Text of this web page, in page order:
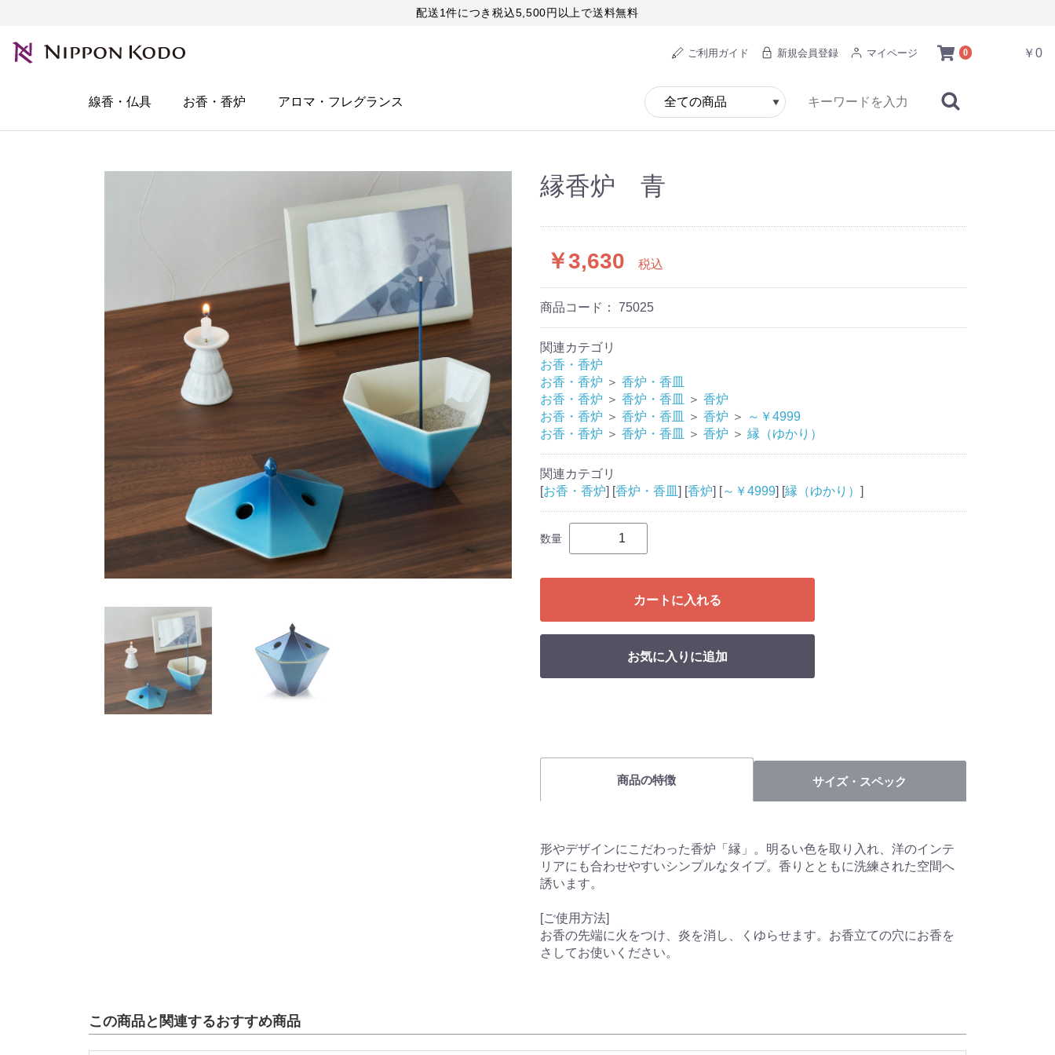
配送1件につき税込5,500円以上で送料無料
0 ￥0
ご利用ガイド 新規会員登録 マイページ
線香・仏具 お香・香炉 アロマ・フレグランス
縁香炉 青
￥3,630 税込
商品コード： 75025
関連カテゴリ
お香・香炉
お香・香炉 ＞ 香炉・香皿
お香・香炉 ＞ 香炉・香皿 ＞ 香炉
お香・香炉 ＞ 香炉・香皿 ＞ 香炉 ＞
～￥4999
お香・香炉 ＞ 香炉・香皿 ＞ 香炉 ＞ 縁（ゆかり）
関連カテゴリ
[お香・香炉] [香炉・香皿 ] [香炉] [～￥4999] [縁（ゆかり） ]
数量
カートに入れる
お気に入りに追加
商品の特徴 サイズ・スペック
形やデザインにこだわった香炉「縁」。明るい色を取り入れ、洋のインテ
リアにも合わせやすいシンプルなタイプ。香りとともに洗練された空間へ
誘います。
[ご使用方法]
お香の先端に火をつけ、炎を消し、くゆらせます。お香立ての穴にお香を
さしてお使いください。
この商品と関連するおすすめ商品